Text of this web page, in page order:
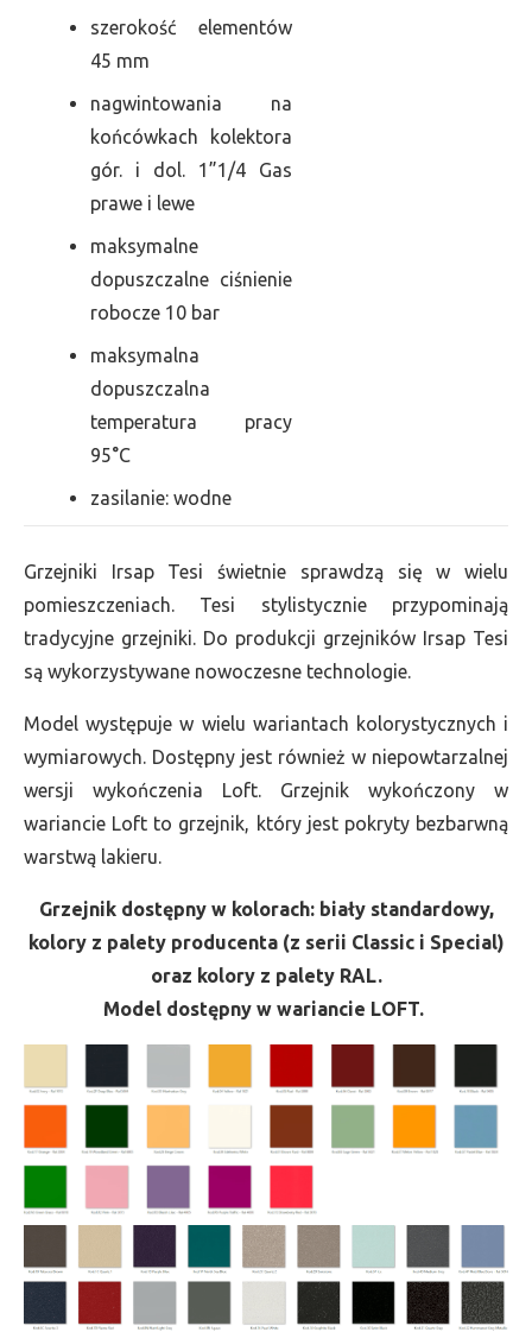
szerokość elementów
45 mm
nagwintowania na
końcówkach kolektora
gór. i dol. 1”1/4 Gas
prawe i lewe
maksymalne
dopuszczalne ciśnienie
robocze 10 bar
maksymalna
dopuszczalna
temperatura pracy
95°C
zasilanie: wodne
Grzejniki Irsap Tesi świetnie sprawdzą się w wielu
pomieszczeniach. Tesi stylistycznie przypominają
tradycyjne grzejniki. Do produkcji grzejników Irsap Tesi
są wykorzystywane nowoczesne technologie.
Model występuje w wielu wariantach kolorystycznych i
wymiarowych. Dostępny jest również w niepowtarzalnej
wersji wykończenia Loft. Grzejnik wykończony w
wariancie Loft to grzejnik, który jest pokryty bezbarwną
warstwą lakieru.
Grzejnik dostępny w kolorach: biały standardowy,
kolory z palety producenta (z serii Classic i Special)
oraz kolory z palety RAL.
Model dostępny w wariancie LOFT.